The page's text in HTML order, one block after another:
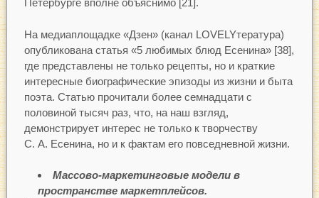
Петербурге вполне объяснимо [21].
На медиаплощадке «Дзен» (канал LOVELYтература)
опубликована статья «5 любимых блюд Есенина» [38],
где представлены не только рецепты, но и краткие
интересные биографические эпизоды из жизни и быта
поэта. Статью прочитали более семнадцати с
половиной тысяч раз, что, на наш взгляд,
демонстрирует интерес не только к творчеству
С. А. Есенина, но и к фактам его повседневной жизни.
Массово-маркетинговые модели в
пространстве маркетплейсов.